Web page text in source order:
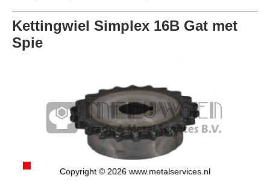
Kettingwiel Simplex 16B Gat met
Spie
Copyright © 2026 www.metalservices.nl